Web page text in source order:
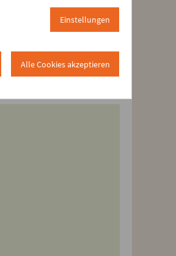
Einstellungen
Alle Cookies akzeptieren